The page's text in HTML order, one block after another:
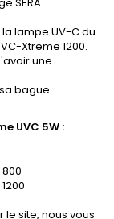
SERA
lampe UV-C du
Xtreme 1200.
une
bague
UVC 5W :
site, nous vous